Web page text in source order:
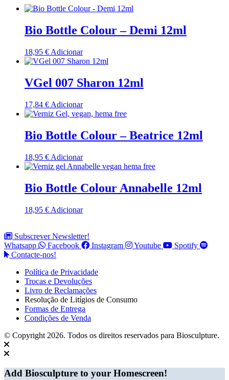
Bio Bottle Colour – Demi 12ml
18,95 € Adicionar
VGel 007 Sharon 12ml
17,84 € Adicionar
Bio Bottle Colour – Beatrice 12ml
18,95 € Adicionar
Bio Bottle Colour Annabelle 12ml
18,95 € Adicionar
Subscrever Newsletter!
Whatsapp
Facebook Instagram Youtube
Spotify
Contacte-nos!
Política de Privacidade
Trocas e Devoluções
Livro de Reclamações
Resolução de Litígios de Consumo
Formas de Entrega
Condições de Venda
© Copyright 2026. Todos os direitos reservados para Biosculpture.
Add Biosculpture to your Homescreen!